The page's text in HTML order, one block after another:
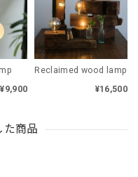
¥9,900
Reclaimed wood lamp
¥16,500
た商品